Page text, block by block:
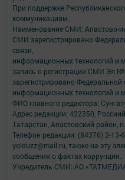
При поддержке
коммуникациям.
Наименование СМИ: Апастово-
СМИ зарегистрировано
связи,
информационных технологий и
запись о регистрации СМИ Эл
зарегистрировано
информационных технологий и
ФИО главного редактора:
Адрес редакции: 422350,
Татарстан, Апастовский район,
Телефон редакции: (84376) 2-13-
yolduzz@mail.ru, также на эту
сообщения о фактах коррупции.
Учредитель СМИ: АО